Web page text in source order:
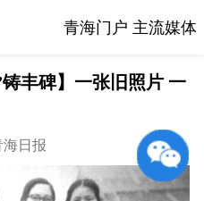
青海门户 主流媒体
铸丰碑】一张旧照片 一
日报